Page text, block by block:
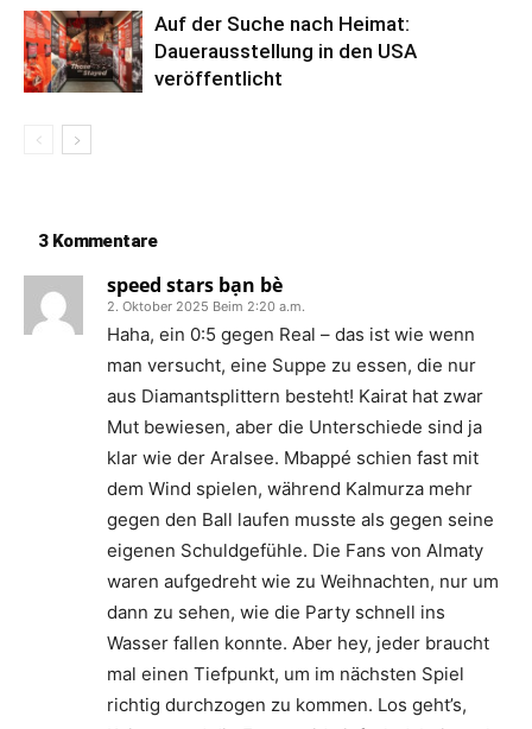
Auf der Suche nach Heimat:
Dauerausstellung in den USA
veröffentlicht
3 Kommentare
speed stars bạn bè
2. Oktober 2025 Beim 2:20 a.m.
Haha, ein 0:5 gegen Real – das ist wie wenn
man versucht, eine Suppe zu essen, die nur
aus Diamantsplittern besteht! Kairat hat zwar
Mut bewiesen, aber die Unterschiede sind ja
klar wie der Aralsee. Mbappé schien fast mit
dem Wind spielen, während Kalmurza mehr
gegen den Ball laufen musste als gegen seine
eigenen Schuldgefühle. Die Fans von Almaty
waren aufgedreht wie zu Weihnachten, nur um
dann zu sehen, wie die Party schnell ins
Wasser fallen konnte. Aber hey, jeder braucht
mal einen Tiefpunkt, um im nächsten Spiel
richtig durchzogen zu kommen. Los geht’s,